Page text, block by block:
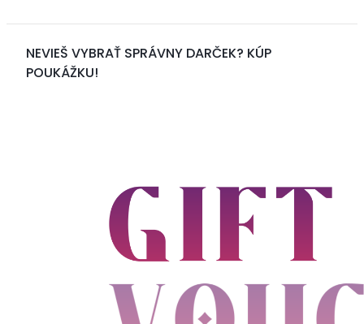
NEVIEŠ VYBRAŤ SPRÁVNY DARČEK? KÚP
POUKÁŽKU!